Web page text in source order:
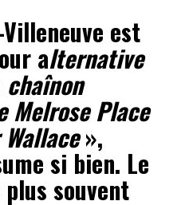
est
alternative
chaînon
Melrose Place
»,
si bien. Le
souvent